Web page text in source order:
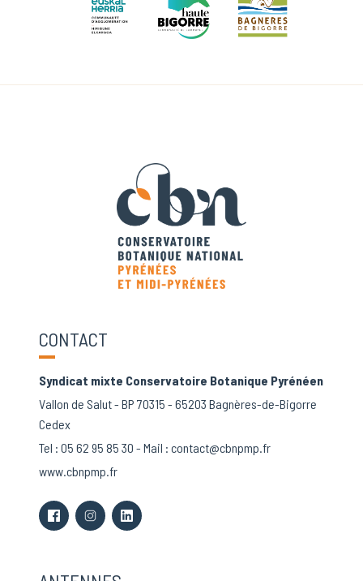
CONTACT
Syndicat mixte Conservatoire Botanique Pyrénéen
Vallon de Salut - BP 70315 - 65203 Bagnères-de-Bigorre
Cedex
Tel : 05 62 95 85 30 - Mail : contact@cbnpmp.fr
www.cbnpmp.fr